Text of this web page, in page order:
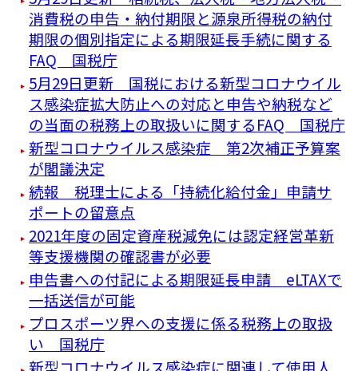
消費税の申告・納付期限と源泉所得税の納付
期限の個別指定による期限延長手続に関する
FAQ 国税庁
5月29日更新 国税における新型コロナウイル
ス感染症拡大防止への対応と申告や納税など
の当面の税務上の取扱いに関するFAQ 国税庁
新型コロナウイルス感染症 第2次補正予算案
が閣議決定
続報 税理士による「持続化給付金」申請サ
ポートの留意点
2021年度の固定資産税減免には認定経営革新
等支援機関の確認書が必要
申告書への付記による期限延長申請 eLTAXで
一括送信が可能
プロスポーツ界への支援に係る税務上の取扱
い 国税庁
新型コロナウイルス感染症に関連して使用人